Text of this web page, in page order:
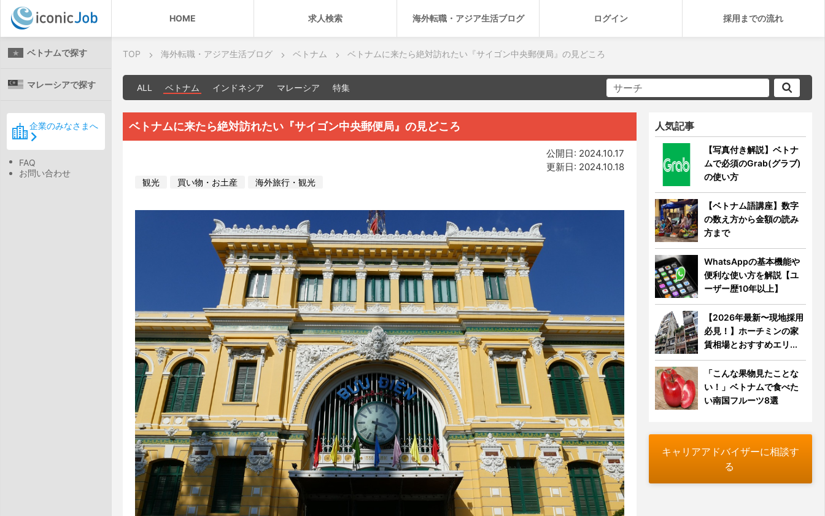
HOME 求人検索 海外転職・アジア生活ブログ ログイン 採用までの流れ
ベトナムで探す
マレーシアで探す
企業のみなさまへ
FAQ
お問い合わせ
TOP 海外転職・アジア生活ブログ ベトナム ベトナムに来たら絶対訪れたい『サイゴン中央郵便局』の見どころ
ALL ベトナム インドネシア マレーシア 特集
ベトナムに来たら絶対訪れたい『サイゴン中央郵便局』の見どころ
公開日: 2024.10.17
更新日: 2024.10.18
観光 買い物・お土産 海外旅行・観光
人気記事
【写真付き解説】ベトナ
ムで必須のGrab(グラブ)
の使い方
【ベトナム語講座】数字
の数え方から金額の読み
方まで
WhatsAppの基本機能や
便利な使い方を解説【ユ
ーザー歴10年以上】
【2026年最新〜現地採用
必見！】ホーチミンの家
賃相場とおすすめエリ...
「こんな果物見たことな
い！」ベトナムで食べた
い南国フルーツ8選
キャリアアドバイザーに相談す
る